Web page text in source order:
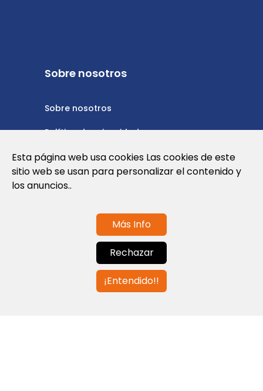
Sobre nosotros
Sobre nosotros
Política de privacidad
Política de cookies
Nota Legal y Condiciones de Uso de la
Contáctanos
info@globalagents.net
Esta página web usa cookies Las cookies de este
sitio web se usan para personalizar el contenido y
los anuncios..
Más Info
Rechazar
¡Entendido!!